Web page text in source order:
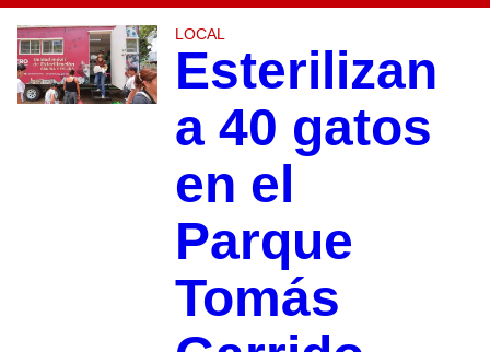
LOCAL
Esterilizan
a 40 gatos
en el
Parque
Tomás